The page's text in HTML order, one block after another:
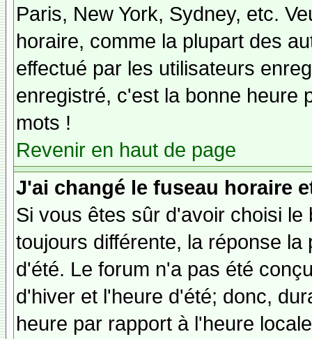
Paris, New York, Sydney, etc.
horaire, comme la plupart des
effectué par les utilisateurs
enregistré, c'est la bonne heure
mots !
Revenir en haut de page
J'ai changé le fuseau horaire
Si vous êtes sûr d'avoir choisi
toujours différente, la réponse
d'été. Le forum n'a pas été
d'hiver et l'heure d'été; donc,
heure par rapport à l'heure